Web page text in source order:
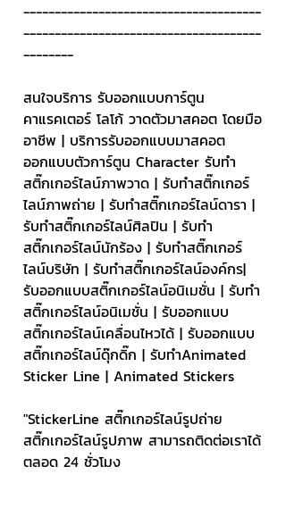
--------------------------------------
--------------------------------------
--------
สนใจบริการ รับออกแบบการ์ตูน
คาแรคเตอร์ โลโก้ วาดตัวมาสคอต โดยมือ
อาชีพ | บริการรับออกแบบมาสคอต
ออกแบบตัวการ์ตูน Character รับทำ
สติ๊กเกอร์ไลน์ภาพวาด | รับทำสติ๊กเกอร์
ไลน์ภาพถ่าย | รับทำสติ๊กเกอร์ไลน์ดารา |
รับทำสติ๊กเกอร์ไลน์ศิลปิน | รับทำ
สติ๊กเกอร์ไลน์นักร้อง | รับทำสติ๊กเกอร์
ไลน์บริษัท | รับทำสติ๊กเกอร์ไลน์องค์กร|
รับออกแบบสติ๊กเกอร์ไลน์อนิเมชั่น | รับทำ
สติ๊กเกอร์ไลน์อนิเมชั่น | รับออกแบบ
สติ๊กเกอร์ไลน์เคลื่อนไหวได้ | รับออกแบบ
สติ๊กเกอร์ไลน์ดุ๊กดิ๊ก | รับทำAnimated
Sticker Line | Animated Stickers
"StickerLine สติ๊กเกอร์ไลน์รูปถ่าย
สติ๊กเกอร์ไลน์รูปภาพ สามารถติดต่อเราได้
ตลอด 24 ชั่วโมง